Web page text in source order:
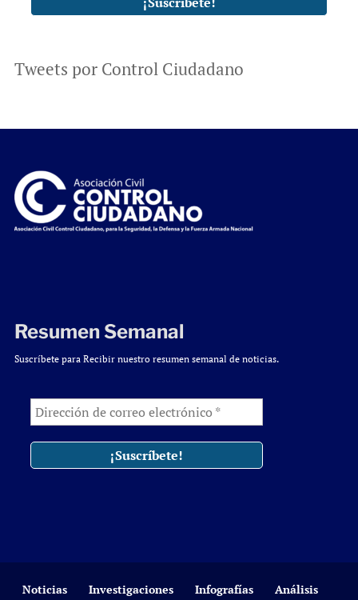
Tweets por Control Ciudadano
Resumen Semanal
Suscríbete para Recibir nuestro resumen semanal de noticias.
Noticias Investigaciones Infografías Análisis